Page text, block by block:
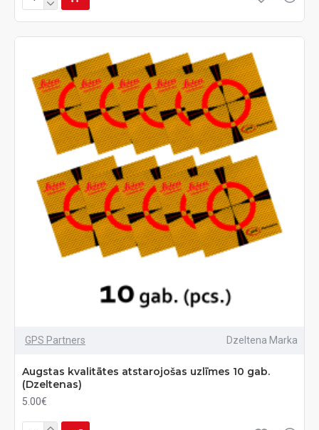
GPS Partners Dzeltena Marka
Augstas kvalitātes atstarojošas uzlīmes 10 gab.
(Dzeltenas)
5.00€